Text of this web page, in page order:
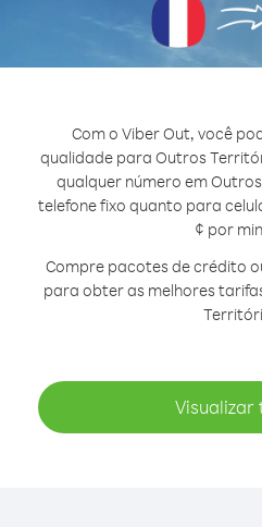
Com o Viber Out, você
qualidade para Outros
qualquer número em
telefone fixo quanto para
¢ por
Compre pacotes de crédito
para obter as melhores
Visualizar